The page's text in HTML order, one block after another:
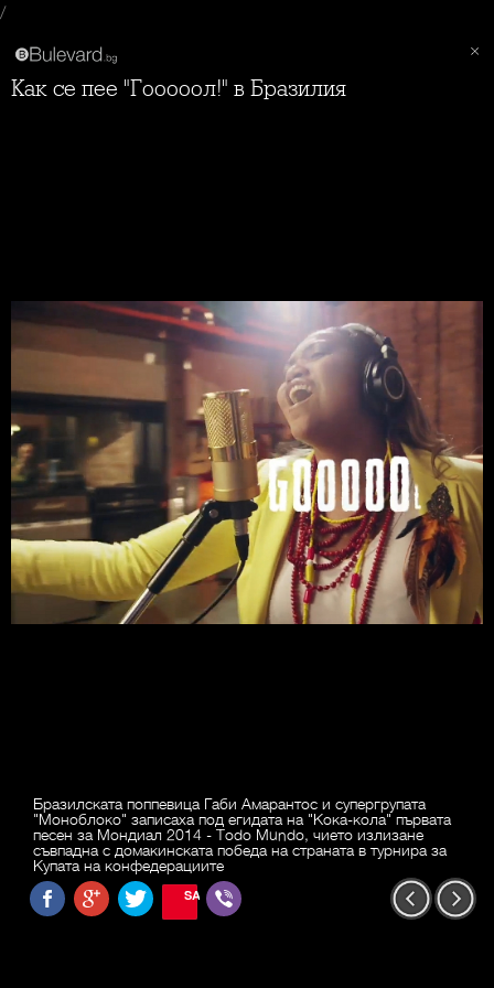
/
Как се пее "Гооооол!" в Бразилия
Бразилската поппевица Габи Амарантос и супергрупата
"Моноблоко" записаха под егидата на "Кока-кола" първата
песен за Мондиал 2014 - Todo Mundo, чието излизане
съвпадна с домакинската победа на страната в турнира за
Купата на конфедерациите
SAVE